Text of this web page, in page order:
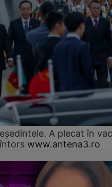
A plecat în
www.antena3.ro